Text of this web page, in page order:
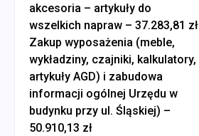
akcesoria – artykuły do
wszelkich napraw – 37.283,81 zł
Zakup wyposażenia (meble,
wykładziny, czajniki, kalkulatory,
artykuły AGD) i zabudowa
informacji ogólnej Urzędu w
budynku przy ul. Śląskiej) –
50.910,13 zł